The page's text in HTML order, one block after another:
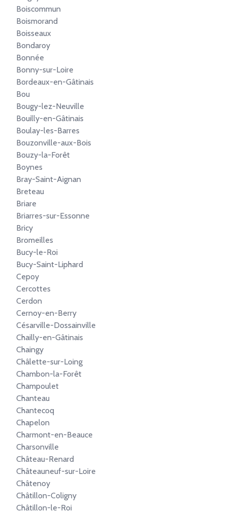
Boiscommun
Boismorand
Boisseaux
Bondaroy
Bonnée
Bonny-sur-Loire
Bordeaux-en-Gâtinais
Bou
Bougy-lez-Neuville
Bouilly-en-Gâtinais
Boulay-les-Barres
Bouzonville-aux-Bois
Bouzy-la-Forêt
Boynes
Bray-Saint-Aignan
Breteau
Briare
Briarres-sur-Essonne
Bricy
Bromeilles
Bucy-le-Roi
Bucy-Saint-Liphard
Cepoy
Cercottes
Cerdon
Cernoy-en-Berry
Césarville-Dossainville
Chailly-en-Gâtinais
Chaingy
Châlette-sur-Loing
Chambon-la-Forêt
Champoulet
Chanteau
Chantecoq
Chapelon
Charmont-en-Beauce
Charsonville
Château-Renard
Châteauneuf-sur-Loire
Châtenoy
Châtillon-Coligny
Châtillon-le-Roi